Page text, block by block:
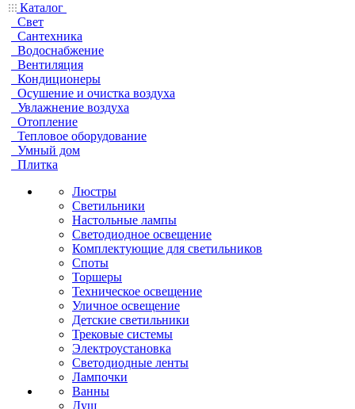
Каталог
Свет
Сантехника
Водоснабжение
Вентиляция
Кондиционеры
Осушение и очистка воздуха
Увлажнение воздуха
Отопление
Тепловое оборудование
Умный дом
Плитка
Люстры
Светильники
Настольные лампы
Светодиодное освещение
Комплектующие для светильников
Споты
Торшеры
Техническое освещение
Уличное освещение
Детские светильники
Трековые системы
Электроустановка
Светодиодные ленты
Лампочки
Ванны
Душ